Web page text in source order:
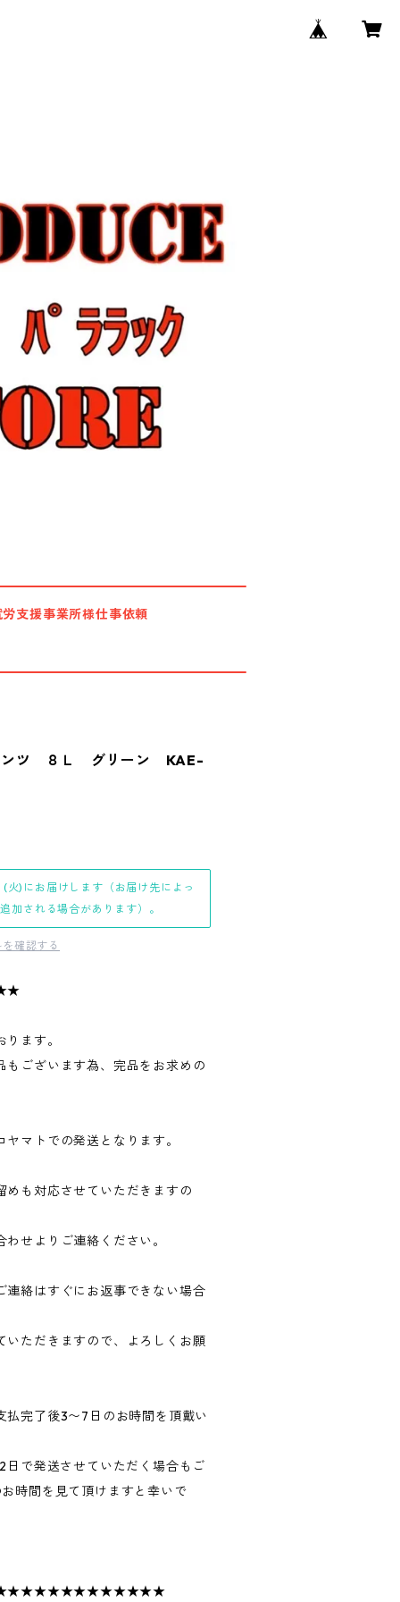
労支援事業所様仕事依頼
ンツ ８Ｌ グリーン KAE-
火)にお届けします（お届け先によっ
加される場合があります）。
確認する
ます。
ございます為、完品をお求めの
マトでの発送となります。
めも対応させていただきますの
せよりご連絡ください。
連絡はすぐにお返事できない場合
いただきますので、よろしくお願
払完了後3〜7日のお時間を頂戴い
日で発送させていただく場合もご
時間を見て頂けますと幸いで